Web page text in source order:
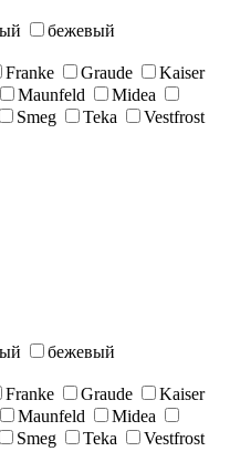
бежевый
Franke Graude
Kaiser
Maunfeld
Midea
Smeg Teka
Vestfrost
бежевый
Franke Graude
Kaiser
Maunfeld
Midea
Smeg Teka
Vestfrost